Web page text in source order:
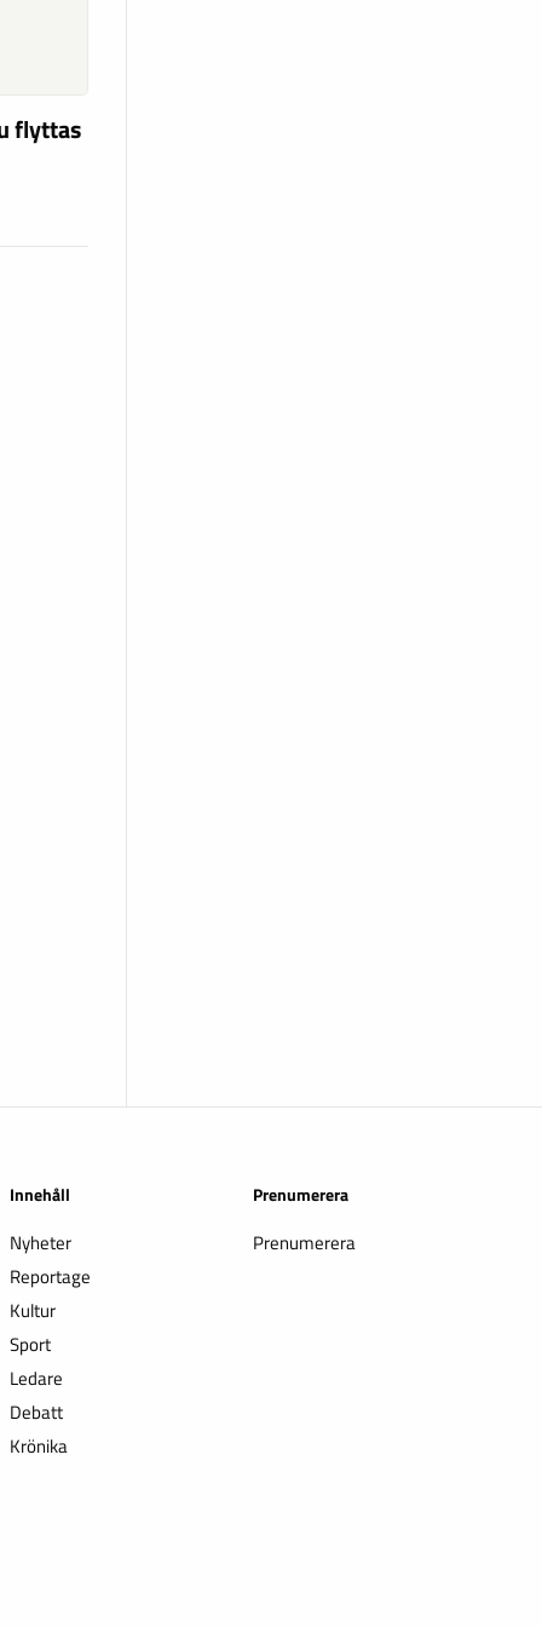
flyttas
Innehåll
Nyheter
Reportage
Kultur
Sport
Ledare
Debatt
Krönika
Prenumerera
Prenumerera